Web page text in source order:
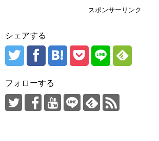
スポンサーリンク
シェアする
フォローする